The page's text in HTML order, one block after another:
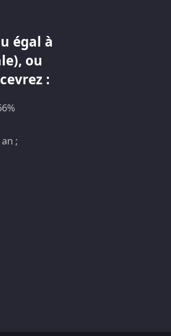
égal à
ou
:
;